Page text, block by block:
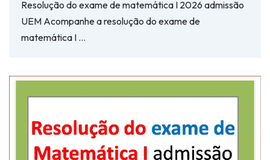
Resolução do exame de matemática I 2026 admissão
UEM Acompanhe a resolução do exame de
matemática I …